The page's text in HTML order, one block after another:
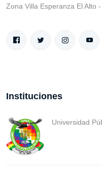
Zona Villa Esperanza El Alto
Instituciones
Universidad